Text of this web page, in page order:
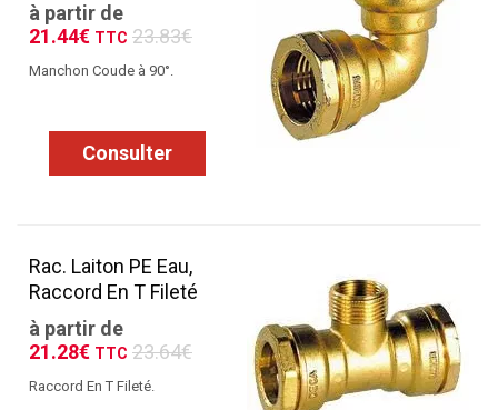
à partir de
21.44€ TTC 23.83€
Manchon Coude à 90°.
Consulter
Rac. Laiton PE Eau,
Raccord En T Fileté
à partir de
21.28€ TTC 23.64€
Raccord En T Fileté.